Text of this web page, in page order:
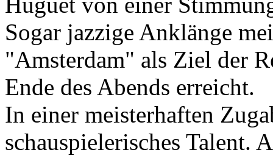
Sogar jazzige Anklänge
"Amsterdam" als Ziel der
Ende des Abends erreicht.
In einer meisterhaften
schauspielerisches Talent.